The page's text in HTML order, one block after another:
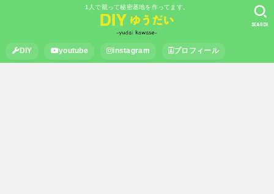
1人で籠って秘密基地を作ってます。
DIY youtube instagram プロフィール
SEARCH